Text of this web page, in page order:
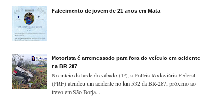
Falecimento de jovem de 21 anos em Mata
Motorista é arremessado para fora do veículo em acidente
na BR 287
No início da tarde do sábado (1º), a Polícia Rodoviária Federal
(PRF) atendeu um acidente no km 532 da BR-287, próximo ao
trevo em São Borja...